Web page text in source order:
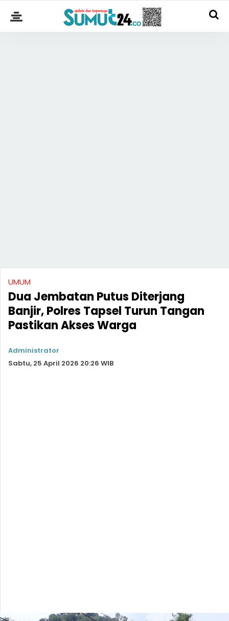
UMUM
Dua Jembatan Putus Diterjang
Banjir, Polres Tapsel Turun Tangan
Pastikan Akses Warga
Administrator
Sabtu, 25 April 2026 20:26 WIB